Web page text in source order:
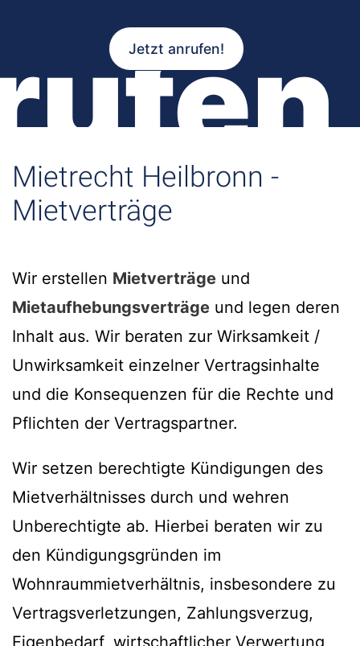
Jetzt anrufen!
Mietrecht Heilbronn -
Mietverträge
Wir erstellen Mietverträge und
Mietaufhebungsverträge und legen deren
Inhalt aus. Wir beraten zur Wirksamkeit /
Unwirksamkeit einzelner Vertragsinhalte
und die Konsequenzen für die Rechte und
Pflichten der Vertragspartner.
Wir setzen berechtigte Kündigungen des
Mietverhältnisses durch und wehren
Unberechtigte ab. Hierbei beraten wir zu
den Kündigungsgründen im
Wohnraummietverhältnis, insbesondere zu
Vertragsverletzungen, Zahlungsverzug,
Eigenbedarf, wirtschaftlicher Verwertung